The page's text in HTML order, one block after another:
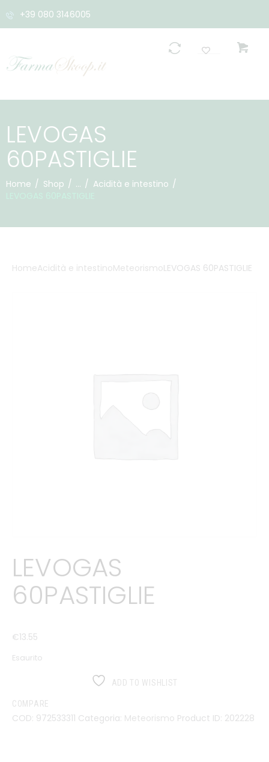
+39 080 3146005
LEVOGAS
60PASTIGLIE
Home Shop ...
Acidità e intestino
HomeAcidità e intestinoMeteorismoLEVOGAS 60PASTIGLIE
LEVOGAS
60PASTIGLIE
€13.55
Esaurito
ADD TO WISHLIST
COMPARE
COD: 972533311 Categoria: Meteorismo Product ID: 202228